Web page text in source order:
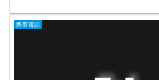
携帯電話